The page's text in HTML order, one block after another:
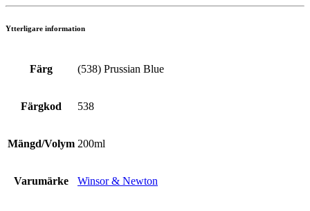
Ytterligare information
Färg (538) Prussian Blue
Färgkod 538
Mängd/Volym 200ml
Varumärke Winsor & Newton